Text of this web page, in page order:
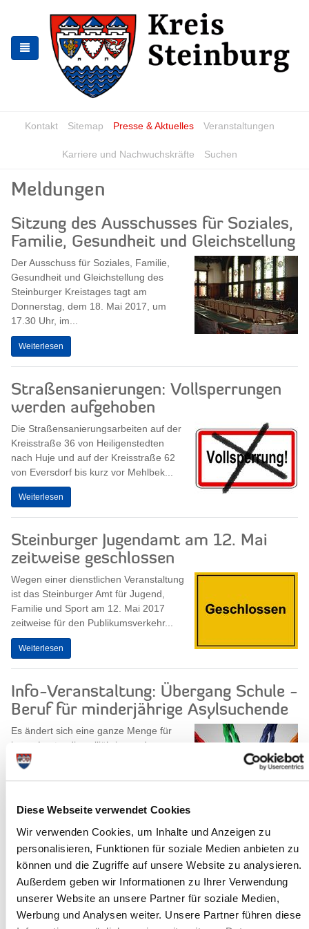
Diese Webseite verwendet Cookies
Wir verwenden Cookies, um Inhalte und Anzeigen zu
personalisieren, Funktionen für soziale Medien anbieten zu
können und die Zugriffe auf unsere Website zu analysieren.
Außerdem geben wir Informationen zu Ihrer Verwendung
unserer Website an unsere Partner für soziale Medien,
Werbung und Analysen weiter. Unsere Partner führen diese
springen
springen
Kontakt Sitemap Presse & Aktuelles Veranstaltungen
Karriere und Nachwuchskräfte Suchen
Meldungen
Sitzung des Ausschusses für Soziales,
Familie, Gesundheit und Gleichstellung
Der Ausschuss für Soziales, Familie,
Gesundheit und Gleichstellung des
Steinburger Kreistages tagt am
Donnerstag, dem 18. Mai 2017, um
17.30 Uhr, im...
Weiterlesen
Straßensanierungen: Vollsperrungen
werden aufgehoben
Die Straßensanierungsarbeiten auf der
Kreisstraße 36 von Heiligenstedten
nach Huje und auf der Kreisstraße 62
von Eversdorf bis kurz vor Mehlbek...
Weiterlesen
Steinburger Jugendamt am 12. Mai
zeitweise geschlossen
Wegen einer dienstlichen Veranstaltung
ist das Steinburger Amt für Jugend,
Familie und Sport am 12. Mai 2017
zeitweise für den Publikumsverkehr...
Weiterlesen
Info-Veranstaltung: Übergang Schule -
Beruf für minderjährige Asylsuchende
Es ändert sich eine ganze Menge für
junge Leute, die volljährig werden –
das gilt ganz besonders auch für
Weiterlesen
Beteiligung der Öffentlichkeit an der
Ausweisung von Badegewässern